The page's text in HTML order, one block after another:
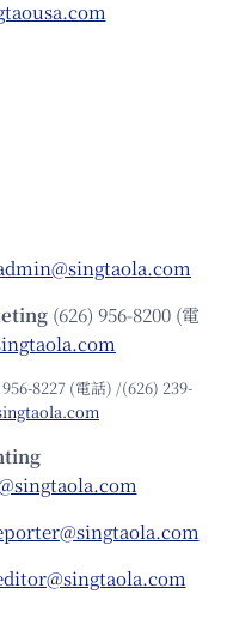
(626) 956-8200 (電
8227 (電話) /(626) 239-